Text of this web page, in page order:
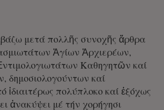
μετά πολλῆς συνοχῆς ἄρθρα
Ἁγίων Ἀρχιερέων,
Καθηγητῶν καί
καί
ἰδιαιτέρως πολύπλοκο καί ἐξόχως
ἀνακύψει μέ τήν χορήγησι